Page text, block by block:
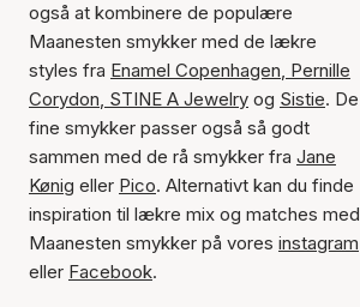
også at kombinere de populære
Maanesten smykker med de lækre
styles fra Enamel Copenhagen, Pernille
Corydon, STINE A Jewelry og Sistie. De
fine smykker passer også så godt
sammen med de rå smykker fra Jane
Kønig eller Pico. Alternativt kan du finde
inspiration til lækre mix og matches med
Maanesten smykker på vores instagram
eller Facebook.